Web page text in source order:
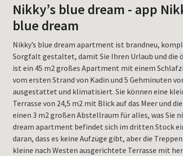
Nikky’s blue dream - app
blue dream
Nikky’s blue dream apartment ist brandneu,
Sorgfalt gestaltet, damit Sie Ihren Urlaub und die
ist ein 45 m2 großes Apartment mit einem
vom ersten Strand von Kadin und 5 Gehminuten
ausgestattet und klimatisiert. Sie können eine
Terrasse von 24,5 m2 mit Blick auf das Meer und
einen 3 m2 großen Abstellraum für alles, was Sie
dream apartment befindet sich im dritten Stock
daran, dass es keine Aufzüge gibt, aber die
kleine nach Westen ausgerichtete Terrasse mit